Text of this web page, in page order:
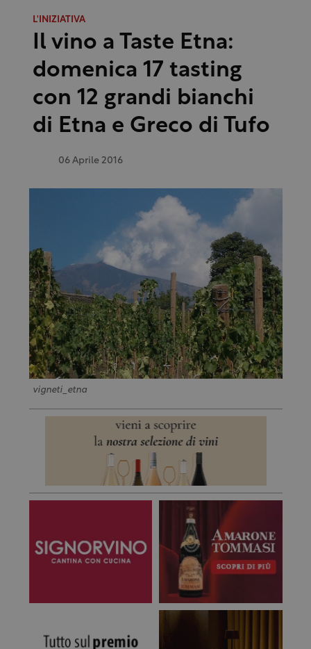
L'INIZIATIVA
Il vino a Taste Etna:
domenica 17 tasting
con 12 grandi bianchi
di Etna e Greco di Tufo
06 Aprile 2016
vigneti_etna